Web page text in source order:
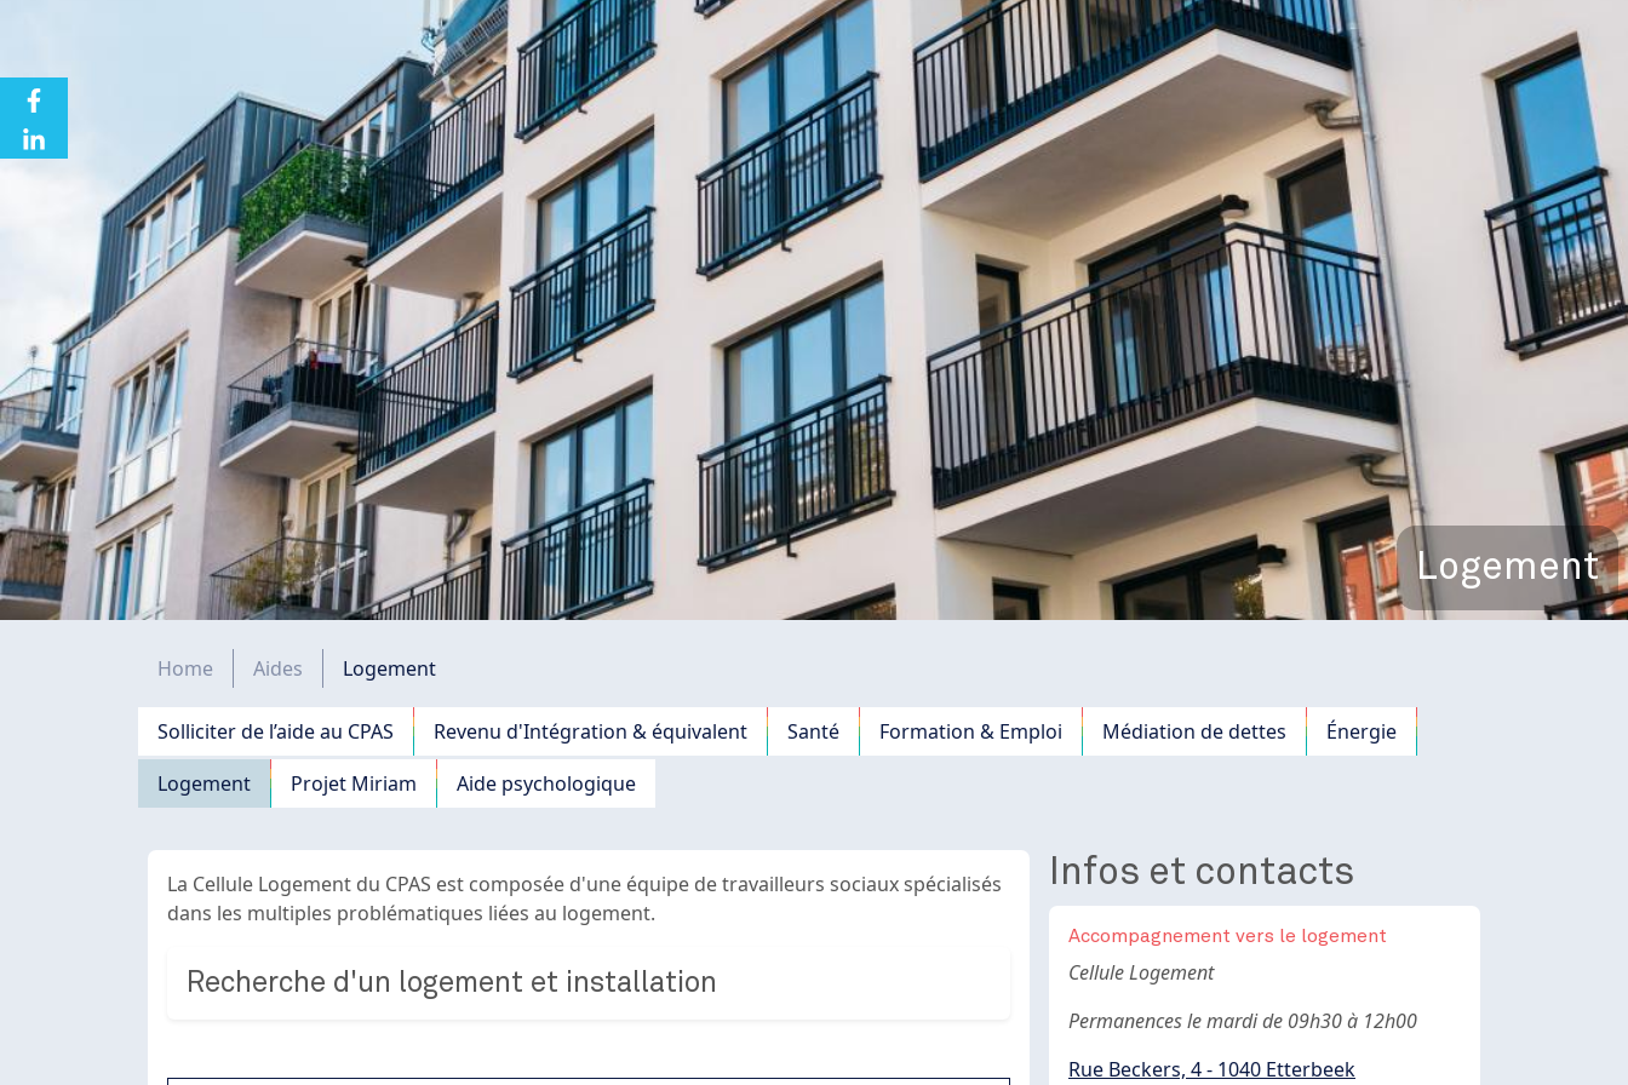
Logement
Fil d'Ariane
Home Aides Logement
Navigation principale
Solliciter de l’aide au CPAS Revenu d'Intégration & équivalent Santé Formation & Emploi Médiation de dettes
Énergie
Logement
Projet Miriam Aide psychologique
La Cellule Logement du CPAS est composée d'une équipe de travailleurs sociaux spécialisés
dans les multiples problématiques liées au logement.
Recherche d'un logement et installation
Infos et contacts
Accompagnement vers le logement
Body
Cellule Logement
Permanences le mardi de 09h30 à 12h00
Rue Beckers, 4 - 1040 Etterbeek